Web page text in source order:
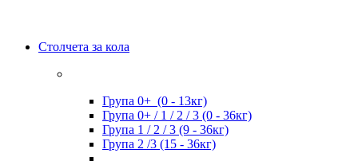
Столчета за кола
Група 0+ (0 - 13кг)
Група 0+ / 1 / 2 / 3 (0 - 36кг)
Група 1 / 2 / 3 (9 - 36кг)
Група 2 /3 (15 - 36кг)